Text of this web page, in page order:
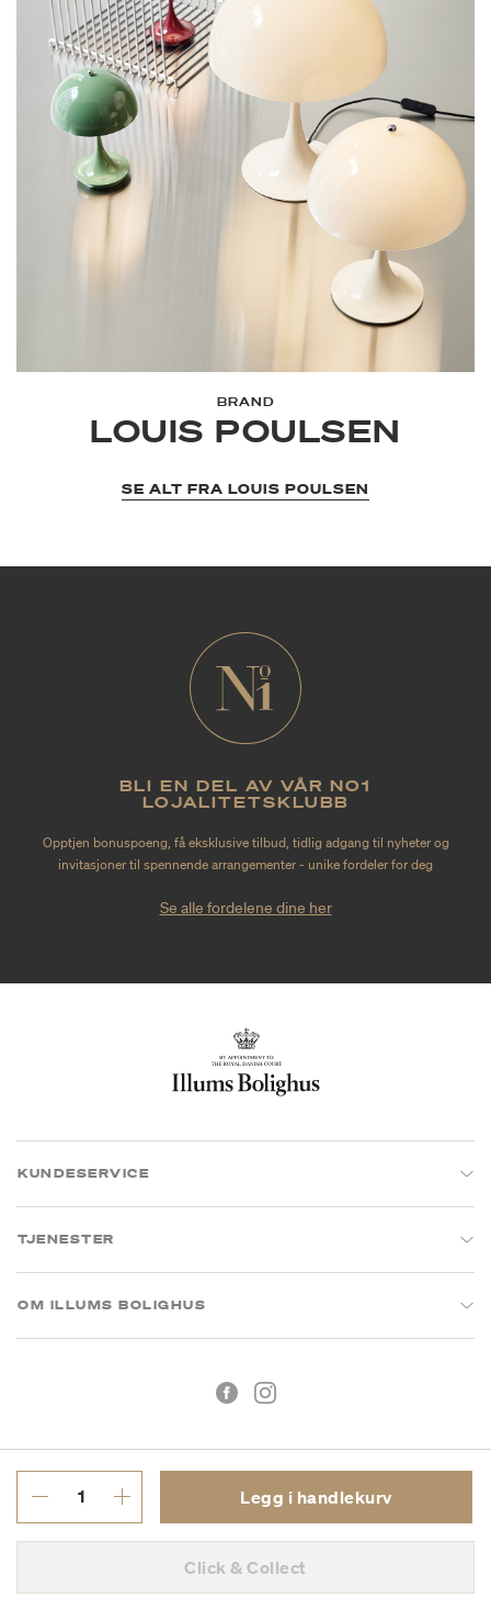
Legg i handlekurv
Click & Collect
BRAND
LOUIS POULSEN
SE ALT FRA LOUIS POULSEN
BLI EN DEL AV VÅR NO1
LOJALITETSKLUBB
Opptjen bonuspoeng, få eksklusive tilbud, tidlig adgang til nyheter og
invitasjoner til spennende arrangementer - unike fordeler for deg
Se alle fordelene dine her
KUNDESERVICE
TJENESTER
OM ILLUMS BOLIGHUS
MVA: 993 075 930